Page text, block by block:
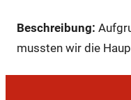
Beschreibung:
mussten wir die